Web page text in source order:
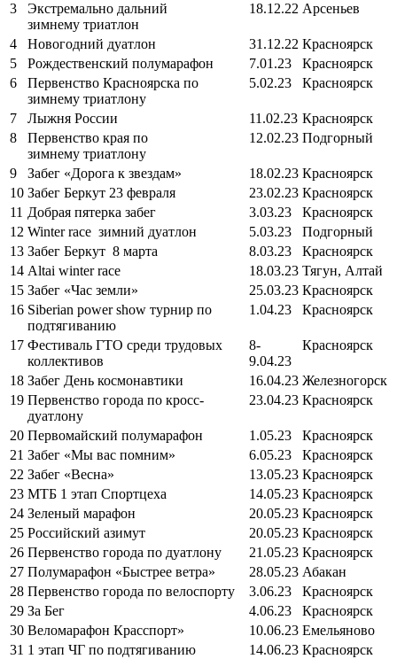
3
Экстремально дальний
зимнему триатлон
18.12.22 Арсеньев
4 Новогодний дуатлон 31.12.22 Красноярск
5
Рождественский полумарафон 7.01.23
Красноярск
6
Первенство Красноярска по
зимнему триатлону
5.02.23 Красноярск
7 Лыжня России 11.02.23 Красноярск
8
Первенство края по
зимнему триатлону
12.02.23 Подгорный
9 Забег «Дорога к звездам» 18.02.23 Красноярск
10 Забег Беркут 23 февраля 23.02.23 Красноярск
11 Добрая пятерка забег 3.03.23
Красноярск
12 Winter race зимний дуатлон 5.03.23
Подгорный
13 Забег Беркут 8 марта 8.03.23
Красноярск
14 Altai winter race 18.03.23 Тягун, Алтай
15 Забег «Час земли» 25.03.23 Красноярск
16 Siberian power show турнир по
подтягиванию
1.04.23 Красноярск
17 Фестиваль ГТО среди трудовых
коллективов
8-
9.04.23
Красноярск
18 Забег День космонавтики 16.04.23 Железногорск
19 Первенство города по кросс-
дуатлону
23.04.23 Красноярск
20 Первомайский полумарафон 1.05.23
Красноярск
21 Забег «Мы вас помним» 6.05.23
Красноярск
22 Забег «Весна» 13.05.23 Красноярск
23 МТБ 1 этап Спортцеха 14.05.23 Красноярск
24 Зеленый марафон 20.05.23 Красноярск
25 Российский азимут 20.05.23 Красноярск
26 Первенство города по дуатлону 21.05.23 Красноярск
27 Полумарафон «Быстрее ветра» 28.05.23 Абакан
28 Первенство города по велоспорту 3.06.23
Красноярск
29 За Бег 4.06.23
Красноярск
30 Веломарафон Красспорт» 10.06.23 Емельяново
31 1 этап ЧГ по подтягиванию 14.06.23 Красноярск